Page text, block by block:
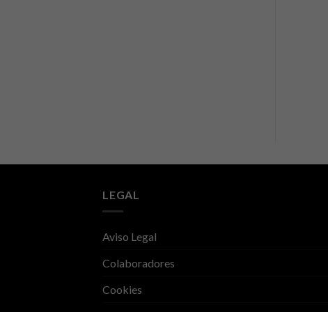
LEGAL
Aviso Legal
Colaboradores
Cookies